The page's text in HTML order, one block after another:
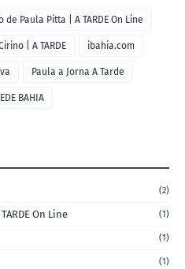
de Paula Pitta | A TARDE On Line
| A TARDE ibahia.com
Paula a Jorna A Tarde
BAHIA
(2)
On Line (1)
(1)
(1)